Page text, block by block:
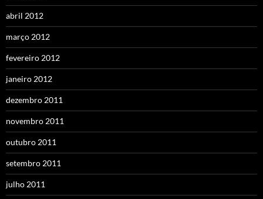
abril 2012
março 2012
fevereiro 2012
janeiro 2012
dezembro 2011
novembro 2011
outubro 2011
setembro 2011
julho 2011